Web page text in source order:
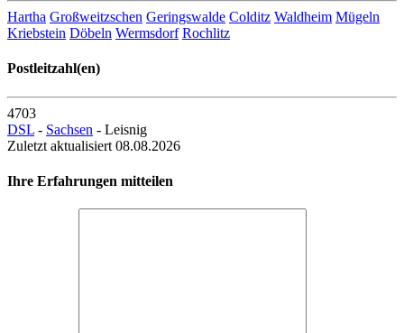
Telekom Hotspot Outdoor
Markt geg. Nr.13 0
Entfernung zum Zentrum: 0.09 km
Kreissparkasse Doebeln, Filiale Leisnig
04703 Leisnig
Hartha Großweitzschen Geringswalde Colditz Waldheim Mügeln
Kriebstein Döbeln Wermsdorf Rochlitz
Postleitzahl(en)
4703
DSL - Sachsen - Leisnig
Zuletzt aktualisiert 08.08.2026
Ihre Erfahrungen mitteilen